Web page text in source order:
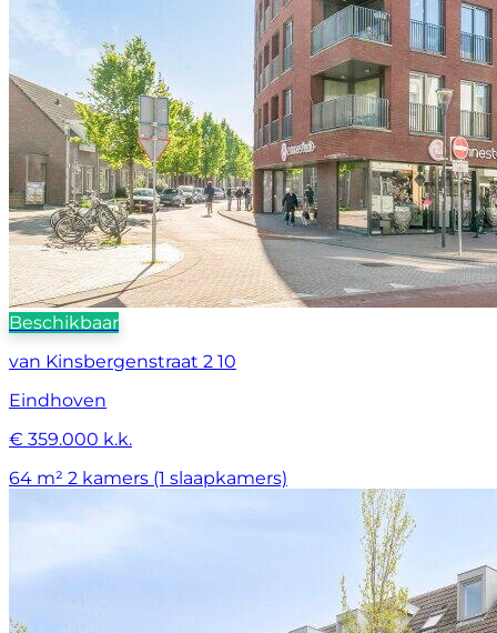
Beschikbaar
van Kinsbergenstraat 2 10
Eindhoven
€ 359.000 k.k.
64 m² 2 kamers (1 slaapkamers)